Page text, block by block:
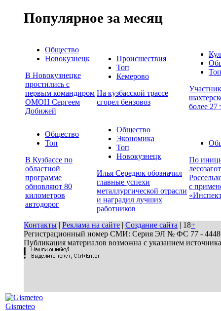
Популярное за месяц
Общество
Новокузнецк
В Новокузнецке
простились с
первым командиром
ОМОН Сергеем
Добижей
Происшествия
Топ
Кемерово
На кузбасской трассе
сгорел бензовоз
Топ
более 27
Общество
Топ
В Кузбассе по
областной
программе
обновляют 80
километров
автодорог
Общество
Экономика
Топ
Новокузнецк
Илья Середюк обозначил
главные успехи
металлургической отрасли
и наградил лучших
работников
По
с
Контакты | Реклама на сайте | Создание сайта | 18+
Регистрационный номер СМИ: Серия ЭЛ № ФС 77 - 44486
Публикация материалов возможна с указанием
Gismeteo